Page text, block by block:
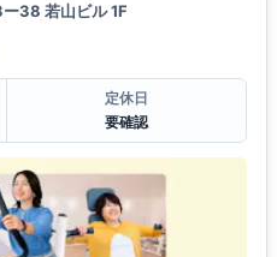
38 若山ビル 1F
定休日
要確認